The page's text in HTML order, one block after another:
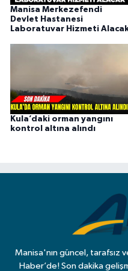
Manisa Merkezefendi
Devlet Hastanesi
Laboratuvar Hizmeti
Kula’daki orman yangını
kontrol altına alındı
Manisa'nın güncel, tarafsız
Haber’de! Son dakika